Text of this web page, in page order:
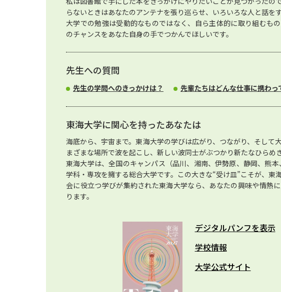
らないときはあなたのアンテナを張り巡らせ、いろいろな人と話を
大学での勉強は受動的なものではなく、自ら主体的に取り組むも
のチャンスをあなた自身の手でつかんでほしいです。
先生への質問
先生の学問へのきっかけは？ 先輩たちはどんな仕事に携わっ
東海大学に関心を持ったあなたは
海底から、宇宙まで。東海大学の学びは広がり、つながり、そして
まざまな場所で波を起こし、新しい波同士がぶつかり新たなひらめ
東海大学は、全国のキャンパス（品川、湘南、伊勢原、静岡、熊
学科・専攻を擁する総合大学です。この大きな“受け皿”こそが、東
会に役立つ学びが集約された東海大学なら、あなたの興味や情熱
ります。
デジタルパンフを表示
学校情報
大学公式サイト